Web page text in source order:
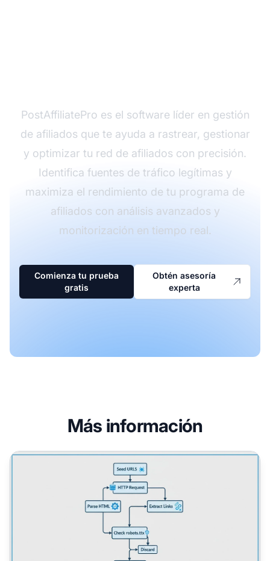
PostAffiliatePro es el software líder en gestión
de afiliados que te ayuda a rastrear, gestionar
y optimizar tu red de afiliados con precisión.
Identifica fuentes de tráfico legítimas y
maximiza el rendimiento de tu programa de
afiliados con análisis avanzados y
monitorización en tiempo real.
Comienza tu prueba
gratis
Obtén asesoría
experta
Más información
¿Cómo funcionan los rastreadores web? Guía técnica